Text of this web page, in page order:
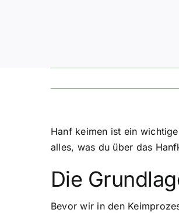
Hanf keimen ist ein
alles, was du über das
Die
Bevor wir in den